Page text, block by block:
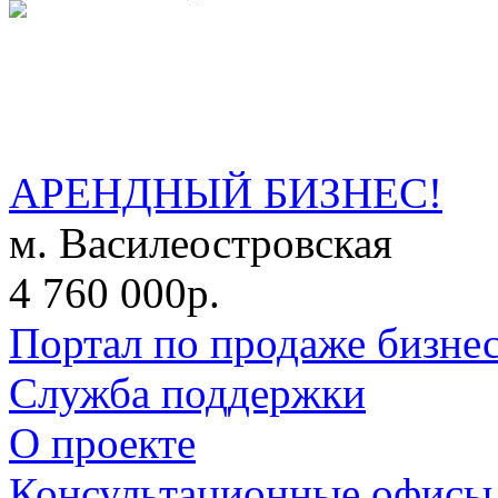
АРЕНДНЫЙ БИЗНЕС!
м. Василеостровская
4 760 000р.
Портал по продаже
Служба поддержки
О проекте